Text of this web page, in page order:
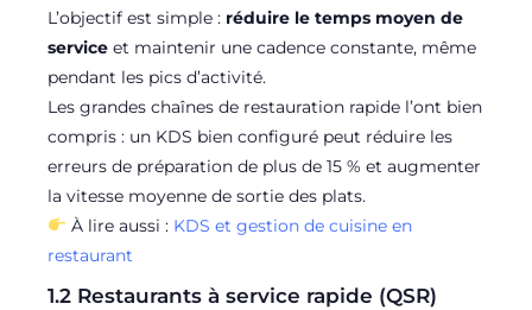
L’objectif est simple : réduire le temps moyen de
service et maintenir une cadence constante, même
pendant les pics d’activité.
Les grandes chaînes de restauration rapide l’ont bien
compris : un KDS bien configuré peut réduire les
erreurs de préparation de plus de 15 % et augmenter
la vitesse moyenne de sortie des plats.
À lire aussi : KDS et gestion de cuisine en
restaurant
1.2 Restaurants à service rapide (QSR)